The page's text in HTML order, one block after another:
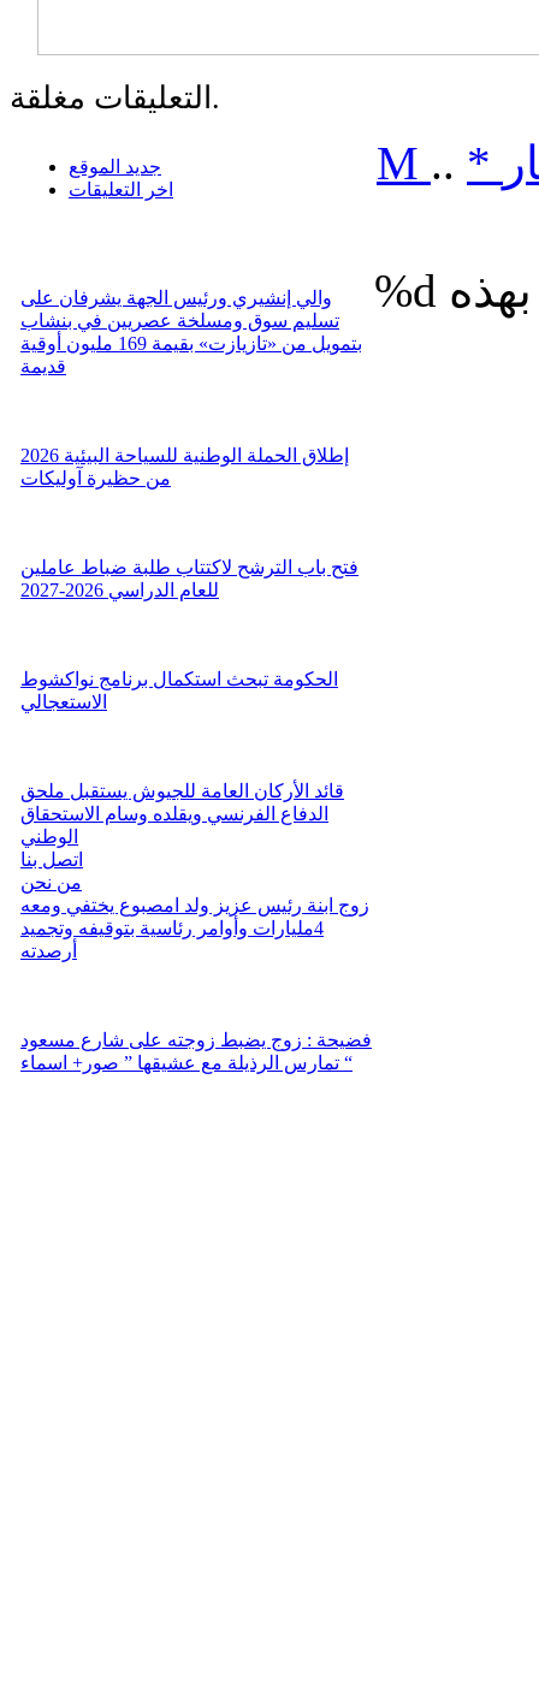
التعليقات مغلقة.
جديد الموقع
اخر التعليقات
والي إنشيري ورئيس الجهة يشرفان على
تسليم سوق ومسلخة عصريين في بنشاب
بتمويل من «تازيازت» بقيمة 169 مليون أوقية
قديمة
إطلاق الحملة الوطنية للسياحة البيئية 2026
من حظيرة آوليكات
فتح باب الترشح لاكتتاب طلبة ضباط عاملين
للعام الدراسي 2026-2027
الحكومة تبحث استكمال برنامج نواكشوط
الاستعجالي
قائد الأركان العامة للجيوش يستقبل ملحق
الدفاع الفرنسي ويقلده وسام الاستحقاق
الوطني
اتصل بنا
من نحن
زوج ابنة رئيس عزيز ولد امصبوع يختفي ومعه
4مليارات وأوامر رئاسية بتوقيفه وتجميد
أرصدته
فضيحة : زوج يضبط زوجته على شارع مسعود
تمارس الرذيلة مع عشيقها ” صور+ اسماء “
M .. *
%d